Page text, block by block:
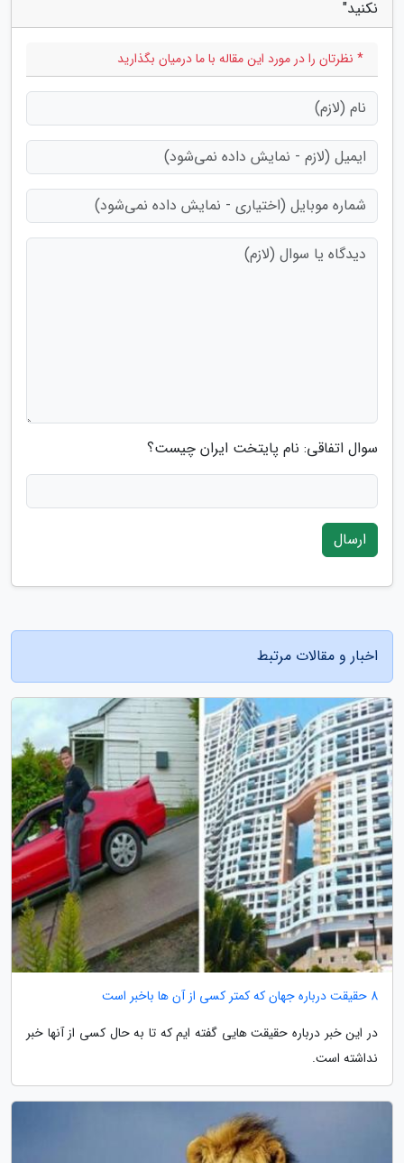
نکنید"
* نظرتان را در مورد این مقاله با ما درمیان بگذارید
سوال اتفاقی: نام پایتخت ایران چیست؟
ارسال
اخبار و مقالات مرتبط
8 حقیقت درباره جهان که کمتر کسی از آن ها باخبر است
در این خبر درباره حقیقت هایی گفته ایم که تا به حال کسی از آنها خبر
نداشته است.